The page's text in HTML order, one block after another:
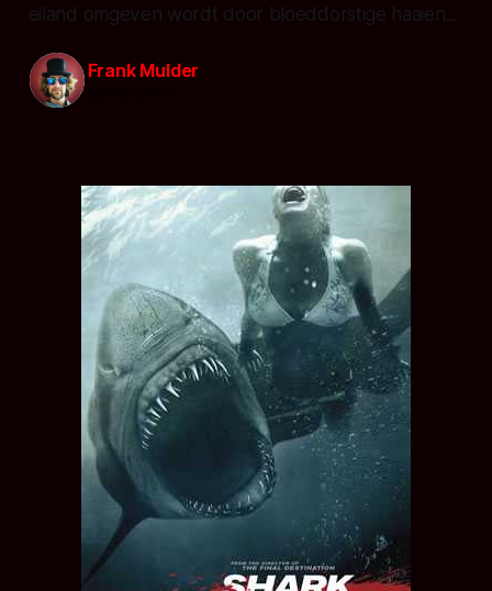
eiland omgeven wordt door bloeddorstige haaien...
Frank Mulder